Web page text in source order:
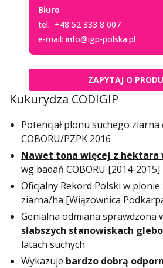
Kukurydza CODIGIP
Potencjał plonu suchego ziarna
COBORU/PZPK 2016
Nawet tona więcej z hektara
wg badań COBORU [2014-2015]
Oficjalny Rekord Polski w plonie
ziarna/ha [Wiązownica
Genialna odmiana sprawdzona
słabszych stanowiskach
latach suchych
Wykazuje bardzo dobrą
Biuro
tel: +48 52 333 8 007
e-mail: info@igp-polska.pl
ZAPYTAJ O